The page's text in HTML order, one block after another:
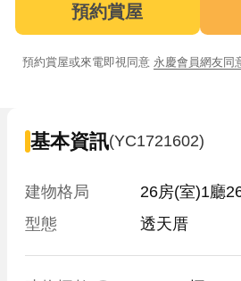
預約賞屋
預約賞屋或來電即視同意 永慶會員網友同
基本資訊(YC1721602)
建物格局
26房(室)1廳
型態
透天厝